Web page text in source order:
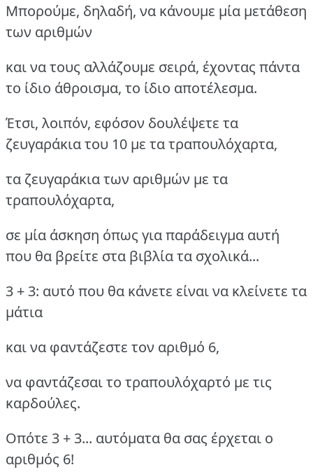
Μπορούμε, δηλαδή, να κάνουμε μία μετάθεση
των αριθμών
και να τους αλλάζουμε σειρά, έχοντας πάντα
το ίδιο άθροισμα, το ίδιο αποτέλεσμα.
Έτσι, λοιπόν, εφόσον δουλέψετε τα
ζευγαράκια του 10 με τα τραπουλόχαρτα,
τα ζευγαράκια των αριθμών με τα
τραπουλόχαρτα,
σε μία άσκηση όπως για παράδειγμα αυτή
που θα βρείτε στα βιβλία τα σχολικά...
3 + 3: αυτό που θα κάνετε είναι να κλείνετε τα
μάτια
και να φαντάζεστε τον αριθμό 6,
να φαντάζεσαι το τραπουλόχαρτό με τις
καρδούλες.
Οπότε 3 + 3... αυτόματα θα σας έρχεται ο
αριθμός 6!